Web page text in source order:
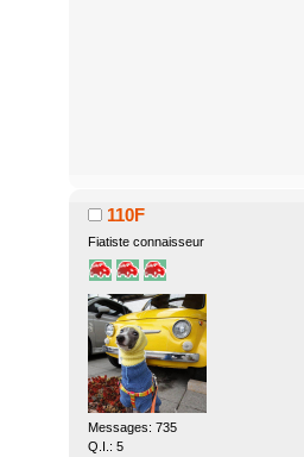
110F
Fiatiste connaisseur
Messages: 735
Q.I.: 5